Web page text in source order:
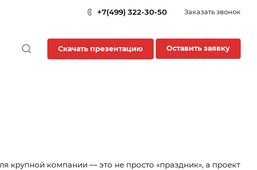
+7(499) 322-30-50 Заказать звонок
Скачать презентацию Оставить заявку
крупной компании — это не просто «праздник», а проект